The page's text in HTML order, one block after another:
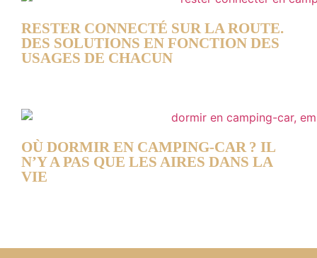
RESTER CONNECTÉ SUR LA ROUTE.
DES SOLUTIONS EN FONCTION DES
USAGES DE CHACUN
OÙ DORMIR EN CAMPING-CAR ? IL
N’Y A PAS QUE LES AIRES DANS LA
VIE